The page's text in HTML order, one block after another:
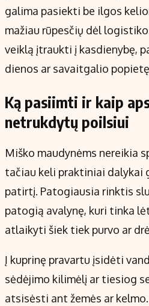
galima pasiekti be ilgos
mažiau rūpesčių dėl
veiklą įtraukti į kasdienybę,
dienos ar savaitgalio
Ką pasiimti ir kaip
netrukdytų poilsiui
Miško maudynėms nereikia
tačiau keli praktiniai dalykai
patirtį. Patogiausia rinktis
patogią avalynę, kuri tinka
atlaikyti šiek tiek purvo ar
Į kuprinę pravartu įsidėti
sėdėjimo kilimėlį ar tiesiog
atsisėsti ant žemės ar